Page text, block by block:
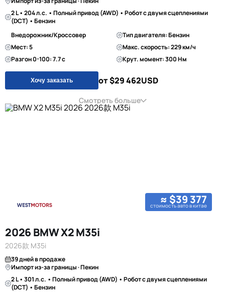
2 L • 204 л.с. • Полный привод (AWD) • Робот с двумя сцеплениями
(DCT) • Бензин
Внедорожник/Кроссовер
Тип двигателя: Бензин
Мест: 5
Макс. скорость: 229 км/ч
Разгон 0-100: 7.7 с
Крут. момент: 300 Нм
Хочу заказать от $29 462USD
Смотреть больше
≈ $39 377
стоимость авто в китае
2026 BMW X2 M35i
2026款 M35i
39 дней в продаже
Импорт из-за границы · Пекин
2 L • 301 л.с. • Полный привод (AWD) • Робот с двумя сцеплениями
(DCT) • Бензин